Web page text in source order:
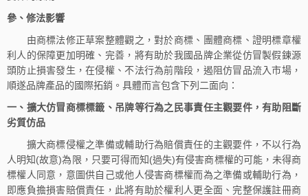
參、修法影響
由商標法修正草案整體觀之，對於商標、團體商標、證明標章權
利人的保障更加明確、完善，將有助於我國品牌企業從仿冒製假鍊源
頭防止損害發生，在侵權、不法行為前階段，遏阻仿冒品流入市場，
順遂品牌產品的國際拓銷。具體而言包含下列二面向：
一、擴大仿冒商標標籤、吊牌等行為之民事責任主觀要件，有助阻斷
劣質仿品
擴大商標侵權之準備或輔助行為賠償責任的主觀要件，不以行為
人明知(故意)為限，只要可得而知(過失)有侵害商標權的可能，未得商
標權人同意，意圖供自己或他人侵害商標權而為之準備或輔助行為，
即應負擔損害賠償責任，此將有助於權利人更全面、完整保護註冊商